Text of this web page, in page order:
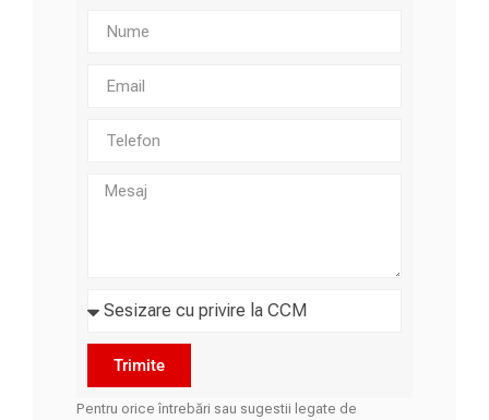
Trimite
Pentru orice întrebări sau sugestii legate de